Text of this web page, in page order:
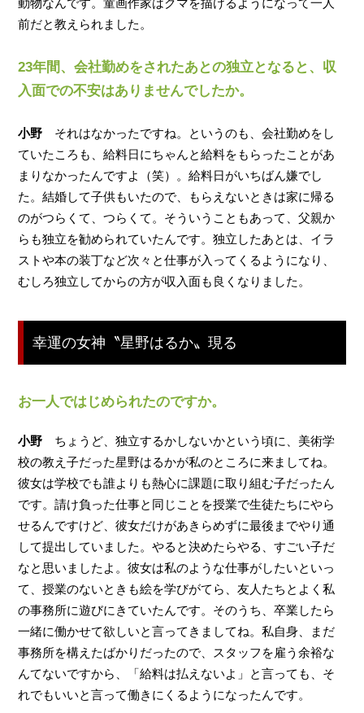
前だと教えられました。
23年間、会社勤めをされたあとの独立となると、収
入面での不安はありませんでしたか。
小野 それはなかったですね。というのも、会社勤めをし
ていたころも、給料日にちゃんと給料をもらったことがあ
まりなかったんですよ（笑）。給料日がいちばん嫌でし
た。結婚して子供もいたので、もらえないときは家に帰る
のがつらくて、つらくて。そういうこともあって、父親か
らも独立を勧められていたんです。独立したあとは、イラ
ストや本の装丁など次々と仕事が入ってくるようになり、
むしろ独立してからの方が収入面も良くなりました。
幸運の女神〝星野はるか〟現る
お一人ではじめられたのですか。
小野 ちょうど、独立するかしないかという頃に、美術学
校の教え子だった星野はるかが私のところに来ましてね。
彼女は学校でも誰よりも熱心に課題に取り組む子だったん
です。請け負った仕事と同じことを授業で生徒たちにやら
せるんですけど、彼女だけがあきらめずに最後までやり通
して提出していました。やると決めたらやる、すごい子だ
なと思いましたよ。彼女は私のような仕事がしたいといっ
て、授業のないときも絵を学びがてら、友人たちとよく私
の事務所に遊びにきていたんです。そのうち、卒業したら
一緒に働かせて欲しいと言ってきましてね。私自身、まだ
事務所を構えたばかりだったので、スタッフを雇う余裕な
んてないですから、「給料は払えないよ」と言っても、そ
れでもいいと言って働きにくるようになったんです。